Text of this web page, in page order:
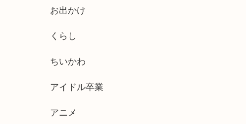
お出かけ
くらし
ちいかわ
アイドル卒業
アニメ